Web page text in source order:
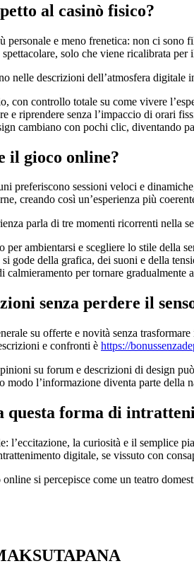
al casinò fisico?
personale e meno frenetica: non ci
solo che viene ricalibrata per
nelle descrizioni dell’atmosfera digitale
con controllo totale su come vivere
e riprendere senza l’impaccio di orari
cambiano con pochi clic, diventando
il gioco online?
preferiscono sessioni veloci e
creando così un’esperienza più
parla di tre momenti ricorrenti nella
per ambientarsi e scegliere lo stile della
gode della grafica, dei suoni e della
calmieramento per tornare gradualmente
senza perdere il
su offerte e novità senza
e confronti è https://
su forum e descrizioni di design
modo l’informazione diventa parte della
questa forma di
l’eccitazione, la curiosità e il semplice
digitale, se vissuto con
si percepisce come un teatro